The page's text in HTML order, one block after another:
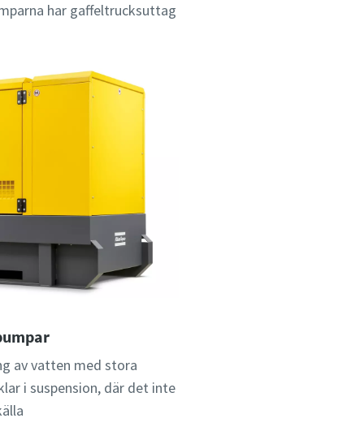
har gaffeltrucksuttag
av vatten med stora
i suspension, där det inte